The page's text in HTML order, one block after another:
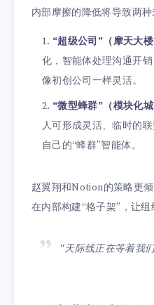
内部摩擦的降低将导致两种
“超级公司”（摩天大楼
化，智能体处理沟通开
像初创公司一样灵活。
“微型蜂群”（模块化城
人可形成灵活、临时的
自己的“蜂群”智能体。
赵翼翔和Notion的策略更
在内部构建“格子架”，让组
“天际线正在等着我